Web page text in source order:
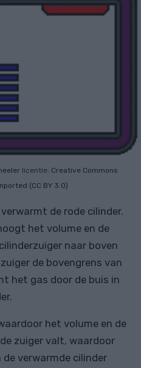
licentie: Creative Commons
(CC BY 3.0)
de rode cilinder.
het volume en de
naar boven
de bovengrens van
het gas door de buis in
het volume en de
zuiger valt, waardoor
verwarmde cilinder